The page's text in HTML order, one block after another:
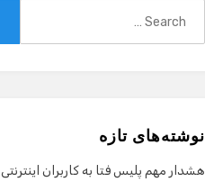
نوشته‌های تازه
هشدار مهم پلیس فتا به کاربران اینترنتی